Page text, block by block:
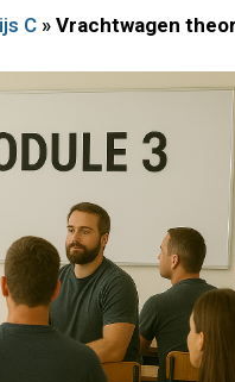
C » Vrachtwagen